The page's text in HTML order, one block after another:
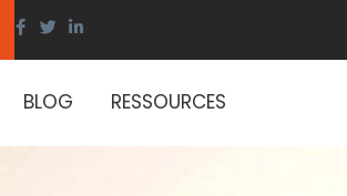
BLOG RESSOURCES